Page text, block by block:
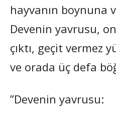
hayvanın boynuna
Devenin yavrusu,
çıktı, geçit vermez
ve orada üç defa
”Devenin yavrusu: